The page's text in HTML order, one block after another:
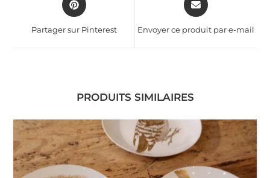
Partager sur Pinterest Envoyer ce produit par e-mail
PRODUITS SIMILAIRES